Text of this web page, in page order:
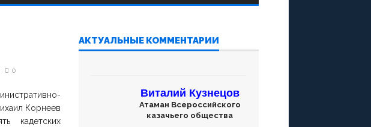
0
Корнеев
кадетских
АКТУАЛЬНЫЕ КОММЕНТАРИИ
Виталий Кузнецов
Атаман Всероссийского
казачьего общества